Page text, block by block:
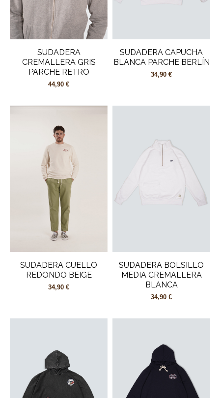
SUDADERA
CREMALLERA GRIS
PARCHE RETRO
44,90 €
SUDADERA CAPUCHA
BLANCA PARCHE BERLÍN
34,90 €
SUDADERA CUELLO
REDONDO BEIGE
34,90 €
SUDADERA BOLSILLO
MEDIA CREMALLERA
BLANCA
34,90 €